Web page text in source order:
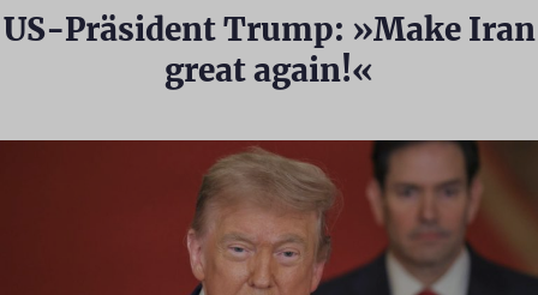
US-Präsident Trump: »Make Iran
great again!«